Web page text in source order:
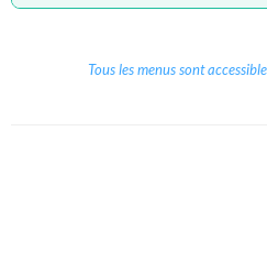
Tous les menus sont